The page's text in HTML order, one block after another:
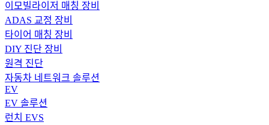
이모빌라이저 매칭 장비
ADAS 교정 장비
타이어 매칭 장비
DIY 진단 장비
원격 진단
자동차 네트워크 솔루션
EV
EV 솔루션
런치 EVS